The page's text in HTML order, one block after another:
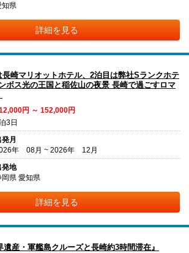
知県
詳細を見る
長崎マリオットホテル、2泊目は弊社Sランクホテ
ボス光の王国と稲佐山の夜景 長崎で過ごすロマ
円 ～ 152,000円
3日
月
年 08月 ~ 2026年 12月
発地
岡県 愛知県
詳細を見る
遺産・軍艦島クルーズと長崎約3時間滞在』